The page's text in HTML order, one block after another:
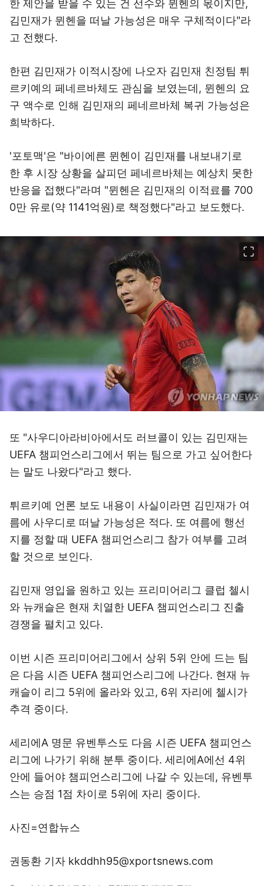
한 제안을 받을 수 있는 건 선수와 뮌헨의 몫이지만,
김민재가 뮌헨을 떠날 가능성은 매우 구체적이다"라
고 전했다.
한편 김민재가 이적시장에 나오자 김민재 친정팀 튀
르키예의 페네르바체도 관심을 보였는데, 뮌헨의 요
구 액수로 인해 김민재의 페네르바체 복귀 가능성은
희박하다.
'포토맥'은 "바이에른 뮌헨이 김민재를 내보내기로
한 후 시장 상황을 살피던 페네르바체는 예상치 못한
반응을 접했다"라며 "뮌헨은 김민재의 이적료를 700
0만 유로(약 1141억원)로 책정했다"라고 보도했다.
또 "사우디아라비아에서도 러브콜이 있는 김민재는
UEFA 챔피언스리그에서 뛰는 팀으로 가고 싶어한다
는 말도 나왔다"라고 했다.
튀르키예 언론 보도 내용이 사실이라면 김민재가 여
름에 사우디로 떠날 가능성은 적다. 또 여름에 행선
지를 정할 때 UEFA 챔피언스리그 참가 여부를 고려
할 것으로 보인다.
김민재 영입을 원하고 있는 프리미어리그 클럽 첼시
와 뉴캐슬은 현재 치열한 UEFA 챔피언스리그 진출
경쟁을 펼치고 있다.
이번 시즌 프리미어리그에서 상위 5위 안에 드는 팀
은 다음 시즌 UEFA 챔피언스리그에 나간다. 현재 뉴
캐슬이 리그 5위에 올라와 있고, 6위 자리에 첼시가
추격 중이다.
세리에A 명문 유벤투스도 다음 시즌 UEFA 챔피언스
리그에 나가기 위해 분투 중이다. 세리에A에선 4위
안에 들어야 챔피언스리그에 나갈 수 있는데, 유벤투
스는 승점 1점 차이로 5위에 자리 중이다.
사진=연합뉴스
권동환 기자 kkddhh95@xportsnews.com